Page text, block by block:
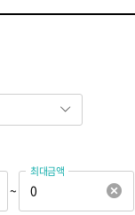
~
최대금액